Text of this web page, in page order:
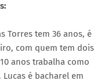
Torres tem 36 anos, é
com quem tem dois
anos trabalha como
é bacharel em